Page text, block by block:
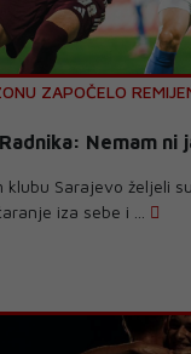
ZAPOČELO
Nemam ni
klubu Sarajevo željeli
iza sebe i ...